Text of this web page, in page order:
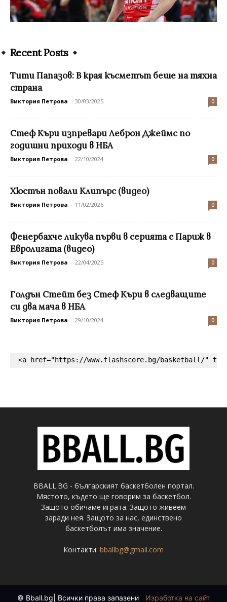
Recent Posts
Тити Папазов: В края късметът беше на тяхна
страна
Виктория Петрова - 30/03/2025 0
Стеф Къри изпревари Леброн Джеймс по
годишни приходи в НБА
Виктория Петрова - 22/10/2024 0
Хюстън повали Клипърс (видео)
Виктория Петрова - 11/02/2026 0
Фенербахче ликува първи в серията с Париж в
Евролигата (видео)
Виктория Петрова - 22/04/2025 0
Голдън Стейт без Стеф Къри в следващите
си два мача в НБА
Виктория Петрова - 29/10/2024 0
<a href="https://www.flashscore.bg/basketball/"
BBALL.BG - българският баскетболен портал.
Мястото, където ще говорим за баскетбол.
Защото обичаме играта. Защото живеем
заради нея. Защото за нас, единствено
баскетболът има значение.
Контакти: bballbg@gmail.com
© Bball.bg| Всички права запазени Изработка на сайт